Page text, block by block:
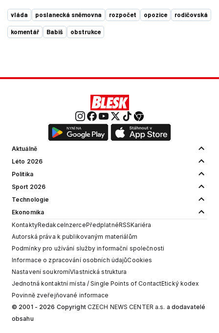
vláda poslanecká sněmovna rozpočet opozice rodičovská
komentář Babiš obstrukce
Aktuálně
Léto 2026
Politika
Sport 2026
Technologie
Ekonomika
KontaktyRedakceInzercePředplatnéRSSKariéra
Autorská práva k publikovaným materiálům
Podmínky pro užívání služby informační společnosti
Informace o zpracování osobních údajůCookies
Nastavení soukromíVlastnická struktura
Jednotná kontaktní místa / Single Points of ContactEtický kodex
Povinně zveřejňované informace
© 2001 - 2026 Copyright CZECH NEWS CENTER a.s. a dodavatelé
obsahu